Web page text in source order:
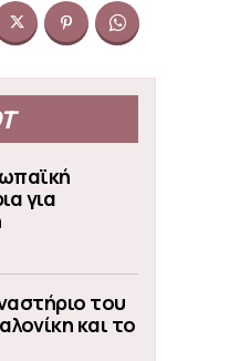
για
του
και το